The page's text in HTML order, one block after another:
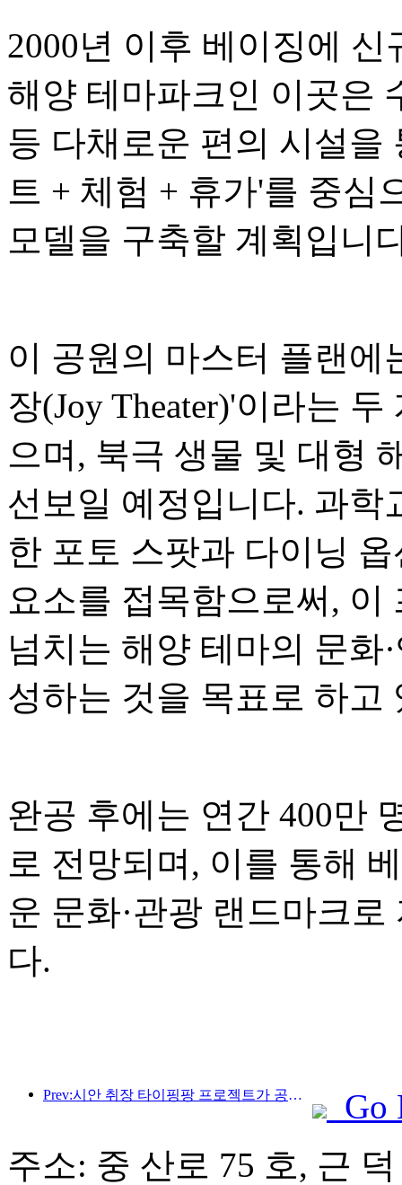
2000년 이후 베이징에
해양 테마파크인 이곳은
등 다채로운 편의 시설을
트 + 체험 + 휴가'를 중심
모델을 구축할 계획입니
이 공원의 마스터 플랜에
장(Joy Theater)'이라는
으며, 북극 생물 및 대형
선보일 예정입니다. 과학
한 포토 스팟과 다이닝
요소를 접목함으로써,
넘치는 해양 테마의 문화
성하는 것을 목표로 하고
완공 후에는 연간 400만
로 전망되며, 이를 통해
운 문화·관광 랜드마크
다.
Prev:시안 취장 타이핑팡 프로젝트가 공식적으로 착공했으며, 총 건축 면적은 13만 7천 제곱미터입니다.
Go
주소: 중 산로 75 호, 근